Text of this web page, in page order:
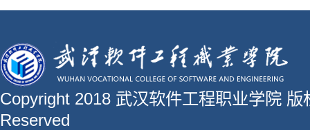
Copyright 2018 武汉软件工程职业学院 版
Reserved